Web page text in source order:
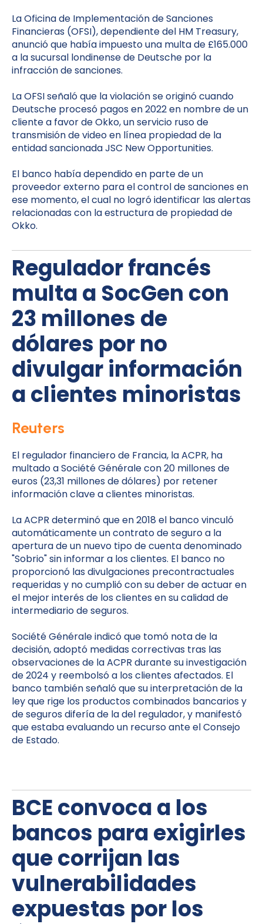
La Oficina de Implementación de Sanciones
Financieras (OFSI), dependiente del HM Treasury,
anunció que había impuesto una multa de £165.000
a la sucursal londinense de Deutsche por la
infracción de sanciones.
La OFSI señaló que la violación se originó cuando
Deutsche procesó pagos en 2022 en nombre de un
cliente a favor de Okko, un servicio ruso de
transmisión de video en línea propiedad de la
entidad sancionada JSC New Opportunities.
El banco había dependido en parte de un
proveedor externo para el control de sanciones en
ese momento, el cual no logró identificar las alertas
relacionadas con la estructura de propiedad de
Okko.
Regulador francés
multa a SocGen con
23 millones de
dólares por no
divulgar información
a clientes minoristas
Reuters
El regulador financiero de Francia, la ACPR, ha
multado a Société Générale con 20 millones de
euros (23,31 millones de dólares) por retener
información clave a clientes minoristas.
La ACPR determinó que en 2018 el banco vinculó
automáticamente un contrato de seguro a la
apertura de un nuevo tipo de cuenta denominado
"Sobrio" sin informar a los clientes. El banco no
proporcionó las divulgaciones precontractuales
requeridas y no cumplió con su deber de actuar en
el mejor interés de los clientes en su calidad de
intermediario de seguros.
Société Générale indicó que tomó nota de la
decisión, adoptó medidas correctivas tras las
observaciones de la ACPR durante su investigación
de 2024 y reembolsó a los clientes afectados. El
banco también señaló que su interpretación de la
ley que rige los productos combinados bancarios y
de seguros difería de la del regulador, y manifestó
que estaba evaluando un recurso ante el Consejo
de Estado.
BCE convoca a los
bancos para exigirles
que corrijan las
vulnerabilidades
expuestas por los